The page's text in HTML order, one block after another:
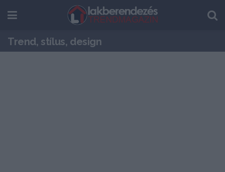
Trend, stílus, design